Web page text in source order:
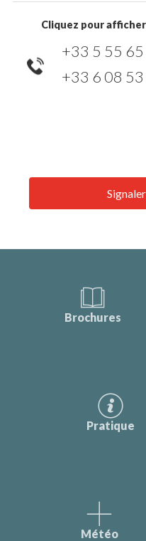
Cliquez pour
+33 5 55
+33 6 08
Brochures
Pratique
Météo